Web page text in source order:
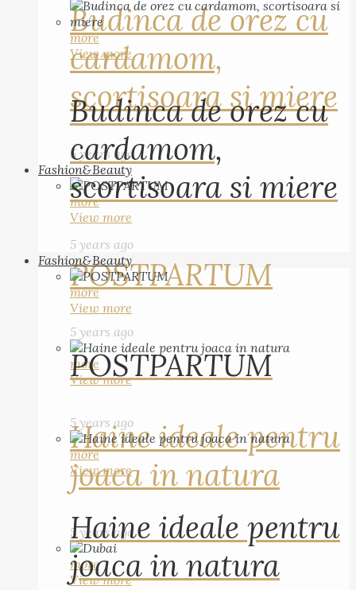
Budinca de orez cu
cardamom,
scortisoara si miere
5 years ago
Fashion&Beauty
more
View more
POSTPARTUM
5 years ago
more
View more
Haine ideale pentru
joaca in natura
5 years ago
more
View more
more
View more
Budinca de orez cu
cardamom,
scortisoara si miere
5 years ago
Fashion&Beauty
more
View more
POSTPARTUM
5 years ago
more
View more
Haine ideale pentru
joaca in natura